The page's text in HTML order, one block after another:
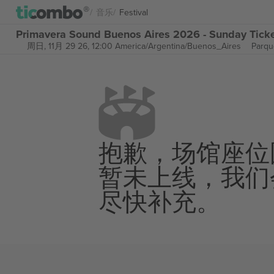
音乐 Festival
Primavera Sound Buenos Aires 2026 - Sunday
周日, 11月 29 26, 12:00 America/Argentina/Buenos_Aires
抱歉，场馆座
暂未上线，我
尽快补充。